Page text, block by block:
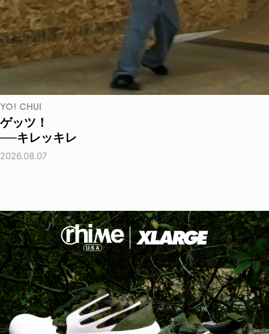
YO! CHUI
ゲッツ！
──キレッキレ
2026.08.07